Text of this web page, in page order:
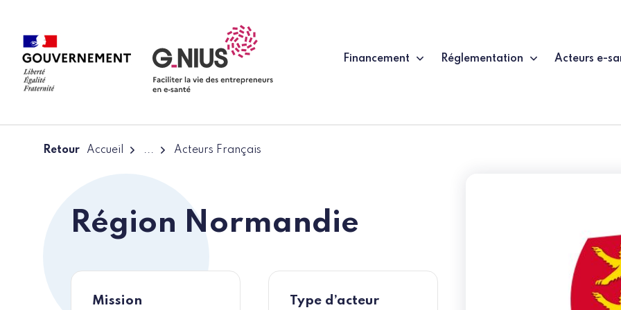
Financement Réglementation Acteurs e-
Retour Accueil ... Acteurs Français
Région Normandie
Mission Type d’acteur